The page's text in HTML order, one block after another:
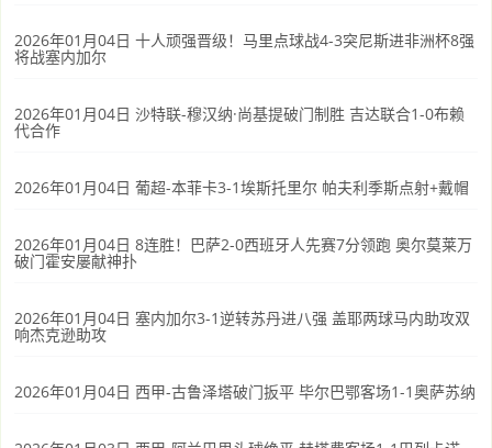
2026年01月04日 十人顽强晋级！马里点球战4-3突尼斯进非洲杯8强
将战塞内加尔
2026年01月04日 沙特联-穆汉纳·尚基提破门制胜 吉达联合1-0布赖
代合作
2026年01月04日 葡超-本菲卡3-1埃斯托里尔 帕夫利季斯点射+戴帽
2026年01月04日 8连胜！巴萨2-0西班牙人先赛7分领跑 奥尔莫莱万
破门霍安屡献神扑
2026年01月04日 塞内加尔3-1逆转苏丹进八强 盖耶两球马内助攻双
响杰克逊助攻
2026年01月04日 西甲-古鲁泽塔破门扳平 毕尔巴鄂客场1-1奥萨苏纳